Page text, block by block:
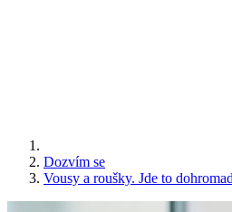
Dozvím se
Vousy a roušky. Jde to